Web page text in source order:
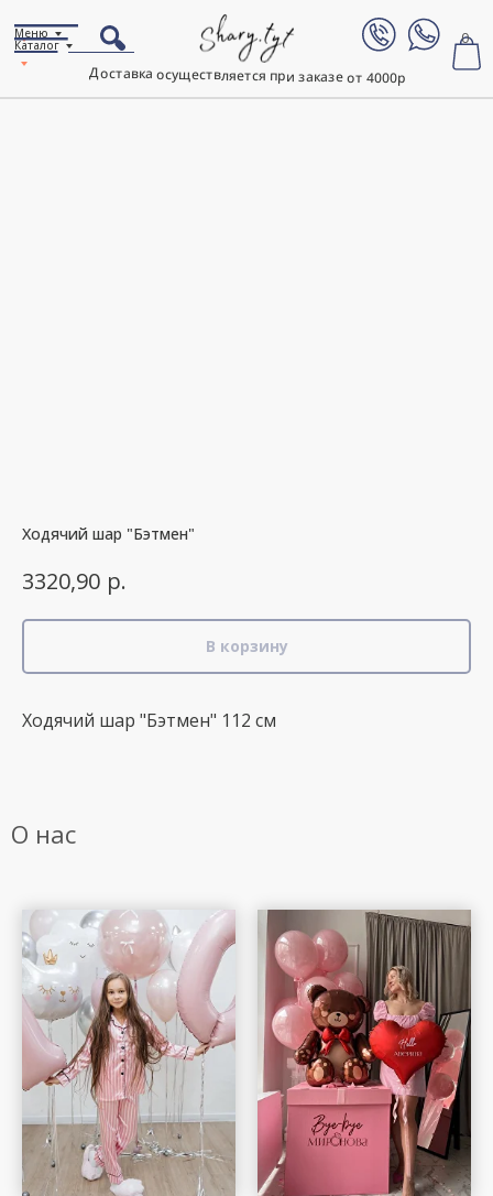
Доставка осуществляется при заказе от 4000р
0
Каталог
Меню
Ходячий шар "Бэтмен"
3320,90 р.
В корзину
Ходячий шар "Бэтмен" 112 см
О нас